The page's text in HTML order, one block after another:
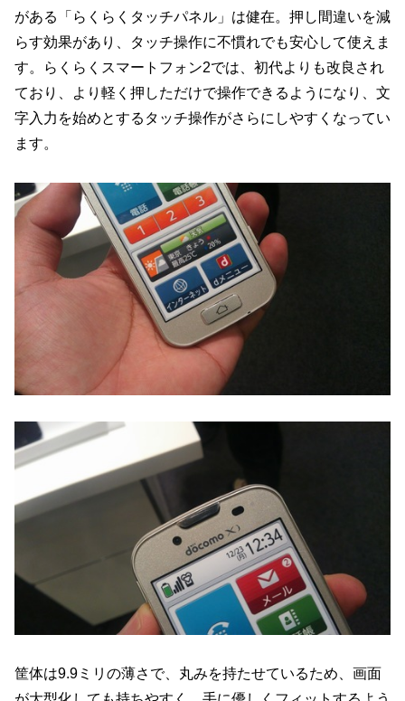
がある「らくらくタッチパネル」は健在。押し間違いを減
らす効果があり、タッチ操作に不慣れでも安心して使えま
す。らくらくスマートフォン2では、初代よりも改良され
ており、より軽く押しただけで操作できるようになり、文
字入力を始めとするタッチ操作がさらにしやすくなってい
ます。
筐体は9.9ミリの薄さで、丸みを持たせているため、画面